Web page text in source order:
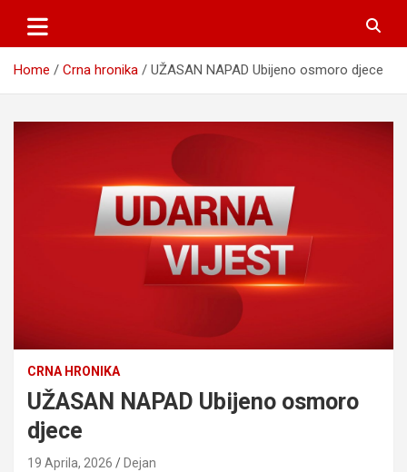
Home Crna hronika UŽASAN NAPAD Ubijeno osmoro djece
CRNA HRONIKA
UŽASAN NAPAD Ubijeno osmoro
djece
19 Aprila, 2026 Dejan